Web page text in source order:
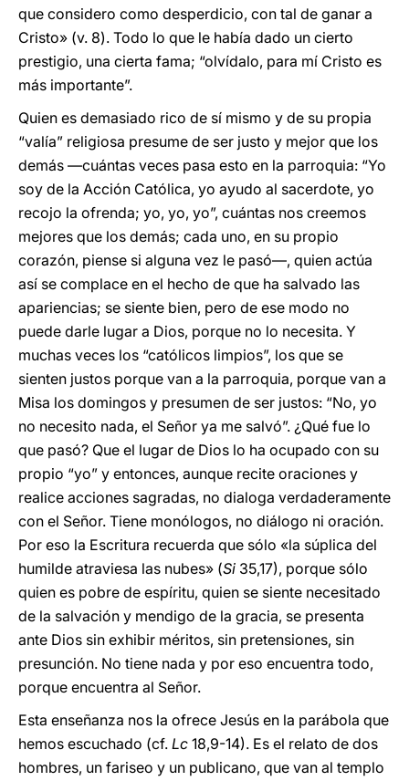
que considero como desperdicio, con tal de ganar a
Cristo» (v. 8). Todo lo que le había dado un cierto
prestigio, una cierta fama; “olvídalo, para mí Cristo es
más importante”.
Quien es demasiado rico de sí mismo y de su propia
“valía” religiosa presume de ser justo y mejor que los
demás —cuántas veces pasa esto en la parroquia: “Yo
soy de la Acción Católica, yo ayudo al sacerdote, yo
recojo la ofrenda; yo, yo, yo”, cuántas nos creemos
mejores que los demás; cada uno, en su propio
corazón, piense si alguna vez le pasó—, quien actúa
así se complace en el hecho de que ha salvado las
apariencias; se siente bien, pero de ese modo no
puede darle lugar a Dios, porque no lo necesita. Y
muchas veces los “católicos limpios”, los que se
sienten justos porque van a la parroquia, porque van a
Misa los domingos y presumen de ser justos: “No, yo
no necesito nada, el Señor ya me salvó”. ¿Qué fue lo
que pasó? Que el lugar de Dios lo ha ocupado con su
propio “yo” y entonces, aunque recite oraciones y
realice acciones sagradas, no dialoga verdaderamente
con el Señor. Tiene monólogos, no diálogo ni oración.
Por eso la Escritura recuerda que sólo «la súplica del
humilde atraviesa las nubes» (Si 35,17), porque sólo
quien es pobre de espíritu, quien se siente necesitado
de la salvación y mendigo de la gracia, se presenta
ante Dios sin exhibir méritos, sin pretensiones, sin
presunción. No tiene nada y por eso encuentra todo,
porque encuentra al Señor.
Esta enseñanza nos la ofrece Jesús en la parábola que
hemos escuchado (cf. Lc 18,9-14). Es el relato de dos
hombres, un fariseo y un publicano, que van al templo